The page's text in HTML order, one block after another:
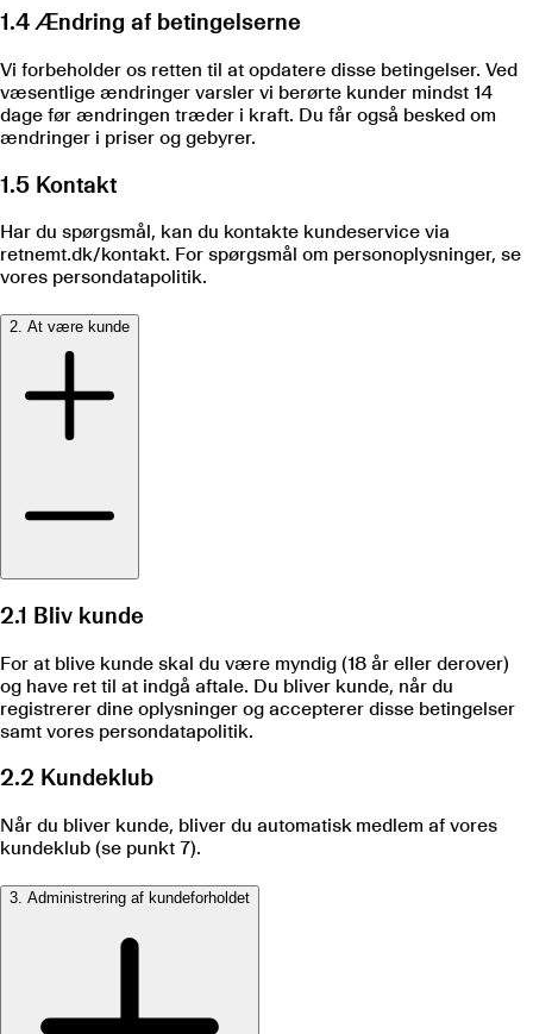
1.4 Ændring af betingelserne
Vi forbeholder os retten til at opdatere disse betingelser. Ved
væsentlige ændringer varsler vi berørte kunder mindst 14
dage før ændringen træder i kraft. Du får også besked om
ændringer i priser og gebyrer.
1.5 Kontakt
Har du spørgsmål, kan du kontakte kundeservice via
retnemt.dk/kontakt. For spørgsmål om personoplysninger, se
vores persondatapolitik.
2. At være kunde
2.1 Bliv kunde
For at blive kunde skal du være myndig (18 år eller derover)
og have ret til at indgå aftale. Du bliver kunde, når du
registrerer dine oplysninger og accepterer disse betingelser
samt vores persondatapolitik.
2.2 Kundeklub
Når du bliver kunde, bliver du automatisk medlem af vores
kundeklub (se punkt 7).
3. Administrering af kundeforholdet